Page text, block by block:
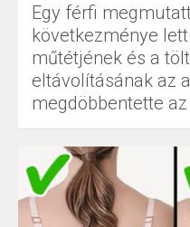
Egy férfi
következménye
műtétjének és a
eltávolításának az
megdöbbentette